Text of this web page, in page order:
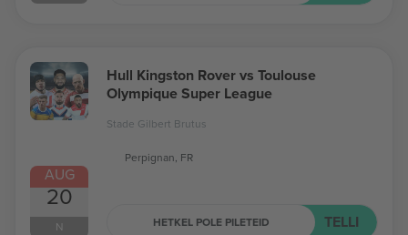
AUG
20
N
Hull Kingston Rover vs Toulouse
Olympique Super League
Stade Gilbert Brutus
Perpignan, FR
HETKEL POLE PILETEID TELLI